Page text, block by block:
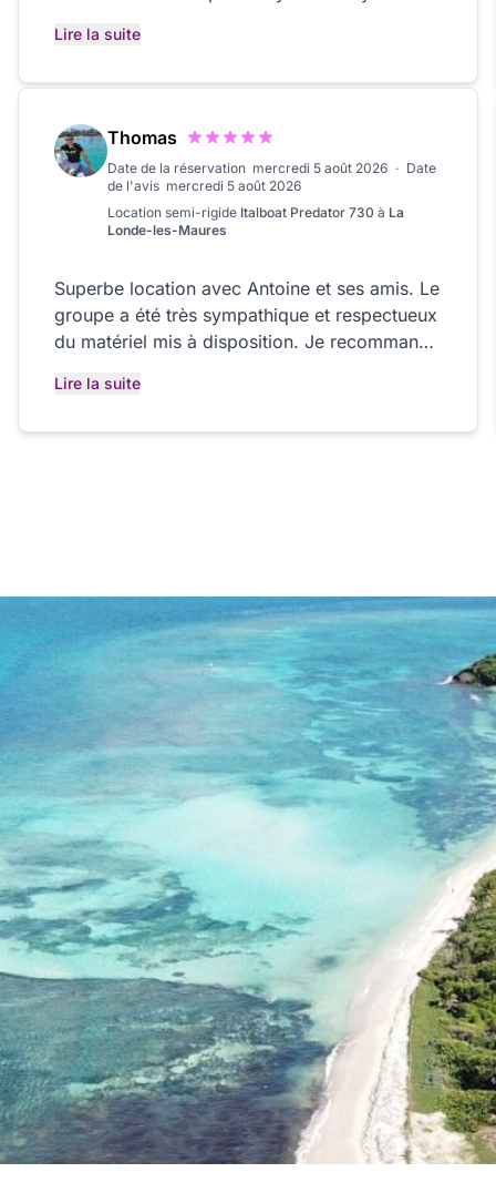
Lire la suite
Thomas
Date de la réservation mercredi 5 août 2026 · Date
de l'avis mercredi 5 août 2026
Location semi-rigide Italboat Predator 730 à La
Londe-les-Maures
Superbe location avec Antoine et ses amis. Le
groupe a été très sympathique et respectueux
du matériel mis à disposition. Je recommande
Lire la suite